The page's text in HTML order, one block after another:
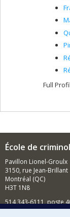
Full
École de
Pavillon Lionel-Groulx
3150, rue Jean-Brillant
Montréal (QC)
H3T 1N8
514 343-6111, poste